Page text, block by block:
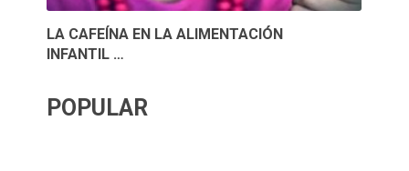
LA CAFEÍNA EN LA ALIMENTACIÓN
INFANTIL …
POPULAR